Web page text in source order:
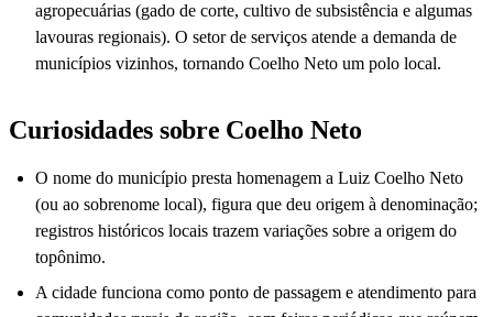
agropecuárias (gado de corte, cultivo de subsistência e algumas
lavouras regionais). O setor de serviços atende a demanda de
municípios vizinhos, tornando Coelho Neto um polo local.
Curiosidades sobre Coelho Neto
O nome do município presta homenagem a Luiz Coelho Neto
(ou ao sobrenome local), figura que deu origem à denominação;
registros históricos locais trazem variações sobre a origem do
topônimo.
A cidade funciona como ponto de passagem e atendimento para